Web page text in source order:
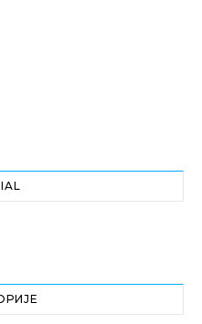
Twitter
on Instagram
on YouTube